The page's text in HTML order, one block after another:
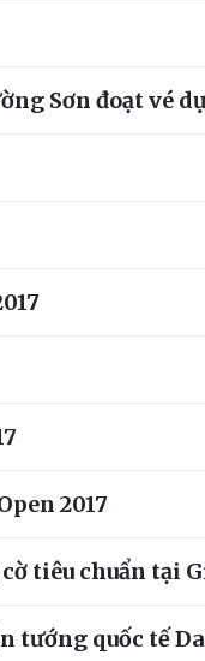
Sơn đoạt vé
2017
tiêu chuẩn tại
tướng quốc tế